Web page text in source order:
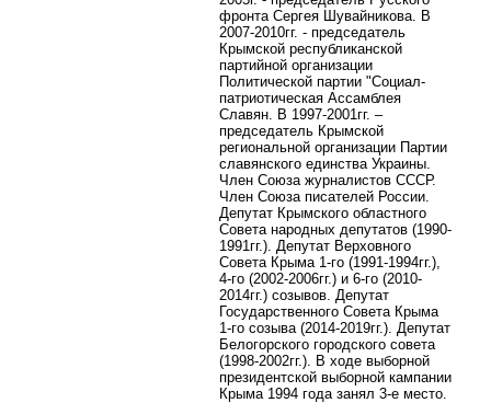
фронта Сергея Шувайникова. В
2007-2010гг. - председатель
Крымской республиканской
партийной организации
Политической партии "Социал-
патриотическая Ассамблея
Славян. В 1997-2001гг. –
председатель Крымской
региональной организации Партии
славянского единства Украины.
Член Союза журналистов СССР.
Член Союза писателей России.
Депутат Крымского областного
Совета народных депутатов (1990-
1991гг.). Депутат Верховного
Совета Крыма 1-го (1991-1994гг.),
4-го (2002-2006гг.) и 6-го (2010-
2014гг.) созывов. Депутат
Государственного Совета Крыма
1-го созыва (2014-2019гг.). Депутат
Белогорского городского совета
(1998-2002гг.). В ходе выборной
президентской выборной кампании
Крыма 1994 года занял 3-е место.